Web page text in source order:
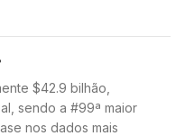
$42.9 bilhão,
sendo a #99ª maior
nos dados mais